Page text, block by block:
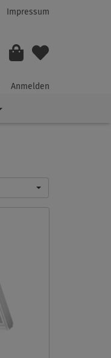
Impressum
Anmelden